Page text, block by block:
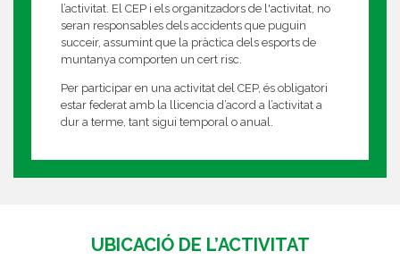
l’activitat. El CEP i els organitzadors de l'activitat, no
seran responsables dels accidents que puguin
succeir, assumint que la pràctica dels esports de
muntanya comporten un cert risc.
Per participar en una activitat del CEP, és obligatori
estar federat amb la llicencia d’acord a l’activitat a
dur a terme, tant sigui temporal o anual.
UBICACIÓ DE L’ACTIVITAT